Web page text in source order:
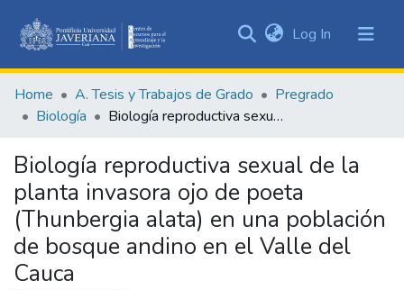
&
Collections
Statistics
Log In (current)
Home A. Tesis y Trabajos de Grado
Pregrado
Biología
Biología reproductiva sexual de la planta invasora ojo de poeta (Thunbergia alata) en una población de bosque andino en el Valle del Cauca
Biología reproductiva sexual de la
planta invasora ojo de poeta
(Thunbergia alata) en una población
de bosque andino en el Valle del
Cauca